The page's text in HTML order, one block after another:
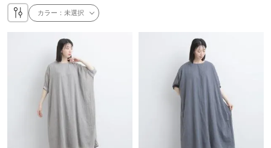
カラー：未選択